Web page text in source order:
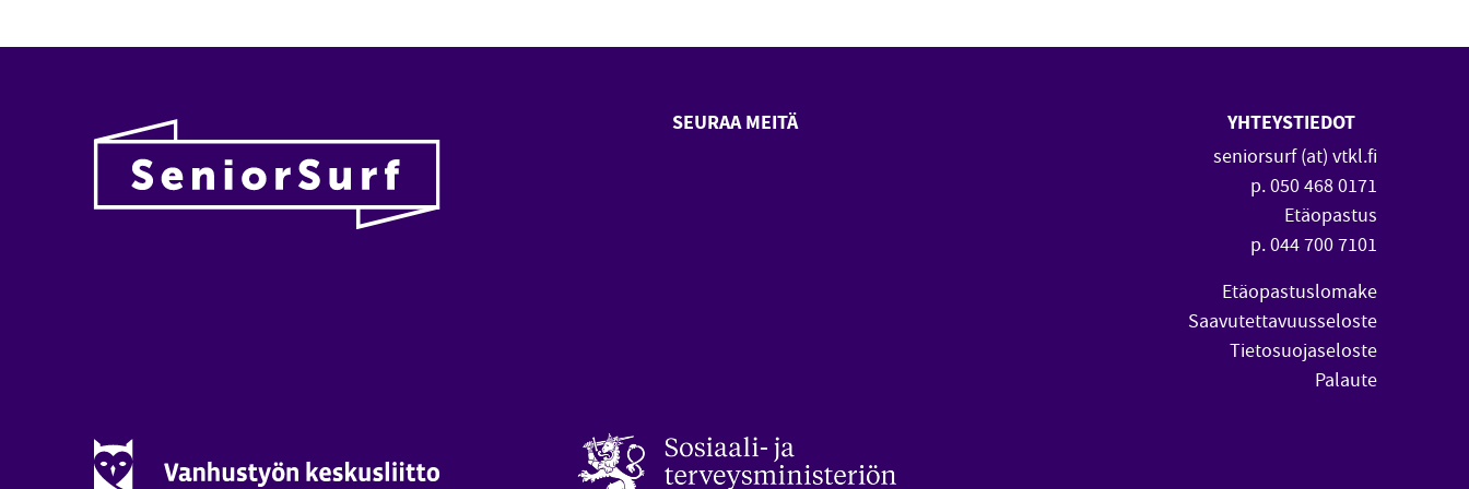
SEURAA MEITÄ
YHTEYSTIEDOT
seniorsurf (at) vtkl.fi
p. 050 468 0171
Etäopastus
p. 044 700 7101
Etäopastuslomake
Saavutettavuusseloste
Tietosuojaseloste
Palaute
Vanhustyön keskusliitto (avautuu uuteen ikkunaan)